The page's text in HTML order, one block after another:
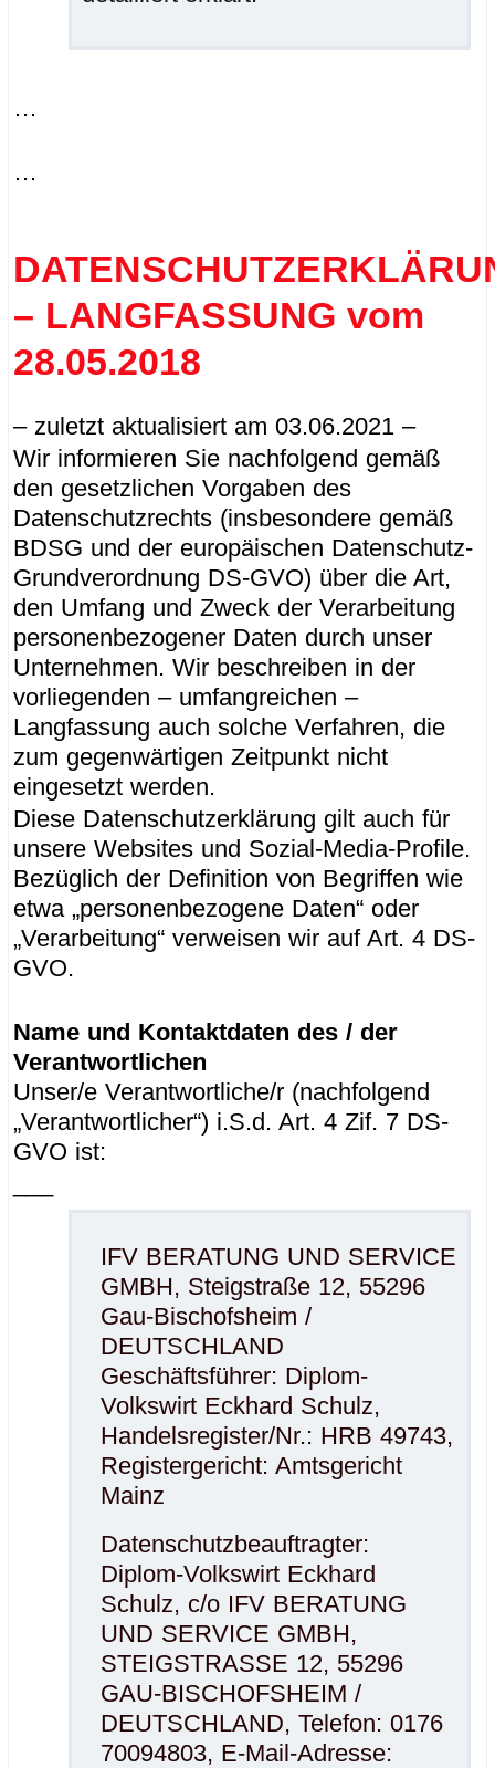
…
…
– LANGFASSUNG vom
28.05.2018
– zuletzt aktualisiert am 03.06.2021 –
Wir informieren Sie nachfolgend gemäß
den gesetzlichen Vorgaben des
Datenschutzrechts (insbesondere gemäß
BDSG und der europäischen Datenschutz-
Grundverordnung DS-GVO) über die Art,
den Umfang und Zweck der Verarbeitung
personenbezogener Daten durch unser
Unternehmen. Wir beschreiben in der
vorliegenden – umfangreichen –
Langfassung auch solche Verfahren, die
zum gegenwärtigen Zeitpunkt nicht
eingesetzt werden.
Diese Datenschutzerklärung gilt auch für
unsere Websites und Sozial-Media-Profile.
Bezüglich der Definition von Begriffen wie
etwa „personenbezogene Daten“ oder
„Verarbeitung“ verweisen wir auf Art. 4 DS-
GVO.
Name und Kontaktdaten des / der
Verantwortlichen
Unser/e Verantwortliche/r (nachfolgend
„Verantwortlicher“) i.S.d. Art. 4 Zif. 7 DS-
GVO ist:
IFV BERATUNG UND SERVICE
GMBH, Steigstraße 12, 55296
Gau-Bischofsheim /
DEUTSCHLAND
Geschäftsführer: Diplom-
Volkswirt Eckhard Schulz,
Handelsregister/Nr.: HRB 49743,
Registergericht: Amtsgericht
Mainz
Datenschutzbeauftragter:
Diplom-Volkswirt Eckhard
Schulz, c/o IFV BERATUNG
UND SERVICE GMBH,
STEIGSTRASSE 12, 55296
GAU-BISCHOFSHEIM /
DEUTSCHLAND, Telefon: 0176
70094803, E-Mail-Adresse: